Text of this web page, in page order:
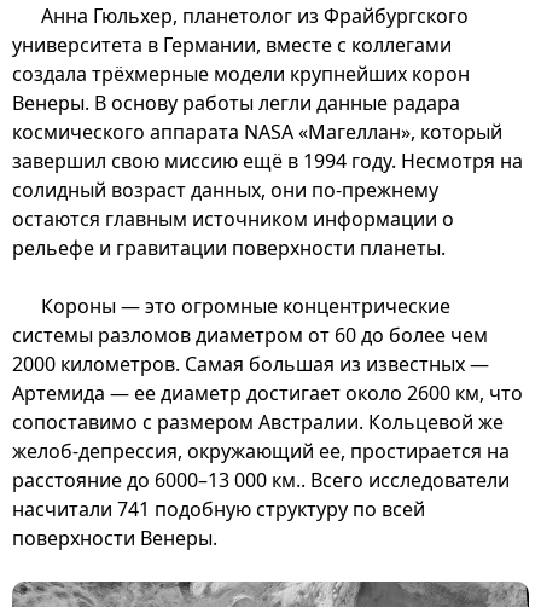
Анна Гюльхер, планетолог из Фрайбургского
университета в Германии, вместе с коллегами
создала трёхмерные модели крупнейших корон
Венеры. В основу работы легли данные радара
космического аппарата NASA «Магеллан», который
завершил свою миссию ещё в 1994 году. Несмотря на
солидный возраст данных, они по-прежнему
остаются главным источником информации о
рельефе и гравитации поверхности планеты.
Короны — это огромные концентрические
системы разломов диаметром от 60 до более чем
2000 километров. Самая большая из известных —
Артемида — ее диаметр достигает около 2600 км, что
сопоставимо с размером Австралии. Кольцевой же
желоб-депрессия, окружающий ее, простирается на
расстояние до 6000–13 000 км.. Всего исследователи
насчитали 741 подобную структуру по всей
поверхности Венеры.